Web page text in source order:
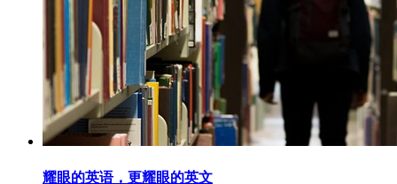
耀眼的英语，更耀眼的英文